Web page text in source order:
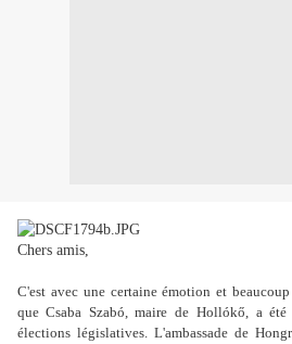
Chers amis,
C'est avec une certaine émotion et
que Csaba Szabó, maire de Hollókő, a été
élections législatives. L'ambassade de